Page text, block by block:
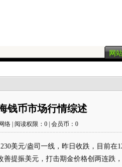
网
钱币市场行情综述
络 | 阅读权限：0 | 会员币：0
美元/盎司一线，昨日收跌，目前在
提振美元，打击期金价格创两连跌